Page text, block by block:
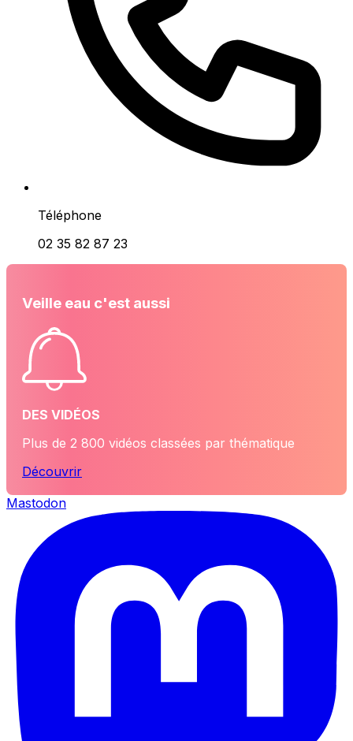
Téléphone
02 35 82 87 23
Veille eau c'est aussi
DES VIDÉOS
Plus de 2 800 vidéos classées par thématique
Découvrir
Mastodon